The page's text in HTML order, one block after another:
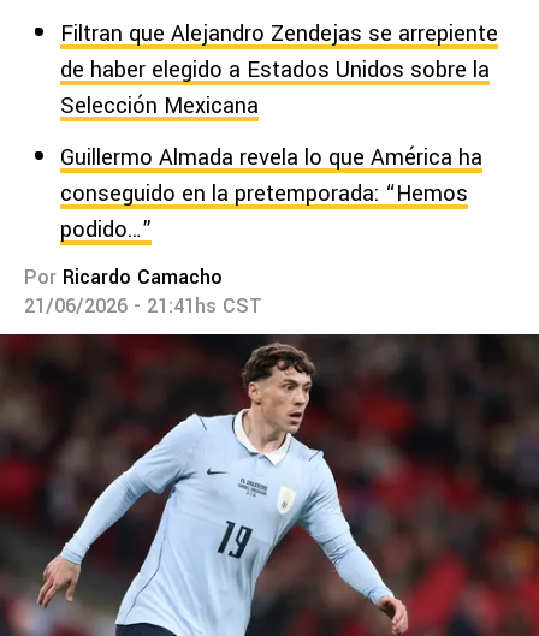
Filtran que Alejandro Zendejas se arrepiente
de haber elegido a Estados Unidos sobre la
Selección Mexicana
Guillermo Almada revela lo que América ha
conseguido en la pretemporada: “Hemos
podido…”
Por Ricardo Camacho
21/06/2026 - 21:41hs CST